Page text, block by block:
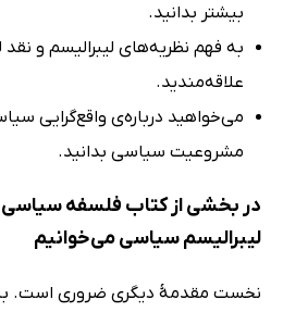
بیشتر بدانید.
به فهم نظریه‌های لیبرالیسم و نقد
علاقه‌مندید.
می‌خواهید درباره‌ی واقع‌گرایی
مشروعیت سیاسی بدانید.
در بخشی از کتاب فلسفه سیاسی
لیبرالیسم سیاسی می‌خوانیم
نخست مقدمۀ دیگری ضروری است.